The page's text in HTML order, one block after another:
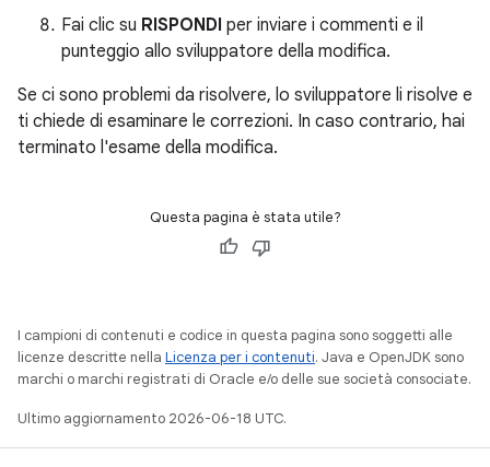
Fai clic su RISPONDI per inviare i commenti e il
punteggio allo sviluppatore della modifica.
Se ci sono problemi da risolvere, lo sviluppatore li risolve e
ti chiede di esaminare le correzioni. In caso contrario, hai
terminato l'esame della modifica.
Questa pagina è stata utile?
I campioni di contenuti e codice in questa pagina sono soggetti alle
licenze descritte nella Licenza per i contenuti. Java e OpenJDK sono
marchi o marchi registrati di Oracle e/o delle sue società consociate.
Ultimo aggiornamento 2026-06-18 UTC.